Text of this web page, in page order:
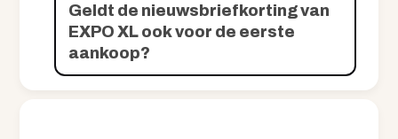
Geldt de nieuwsbriefkorting van
EXPO XL ook voor de eerste
aankoop?